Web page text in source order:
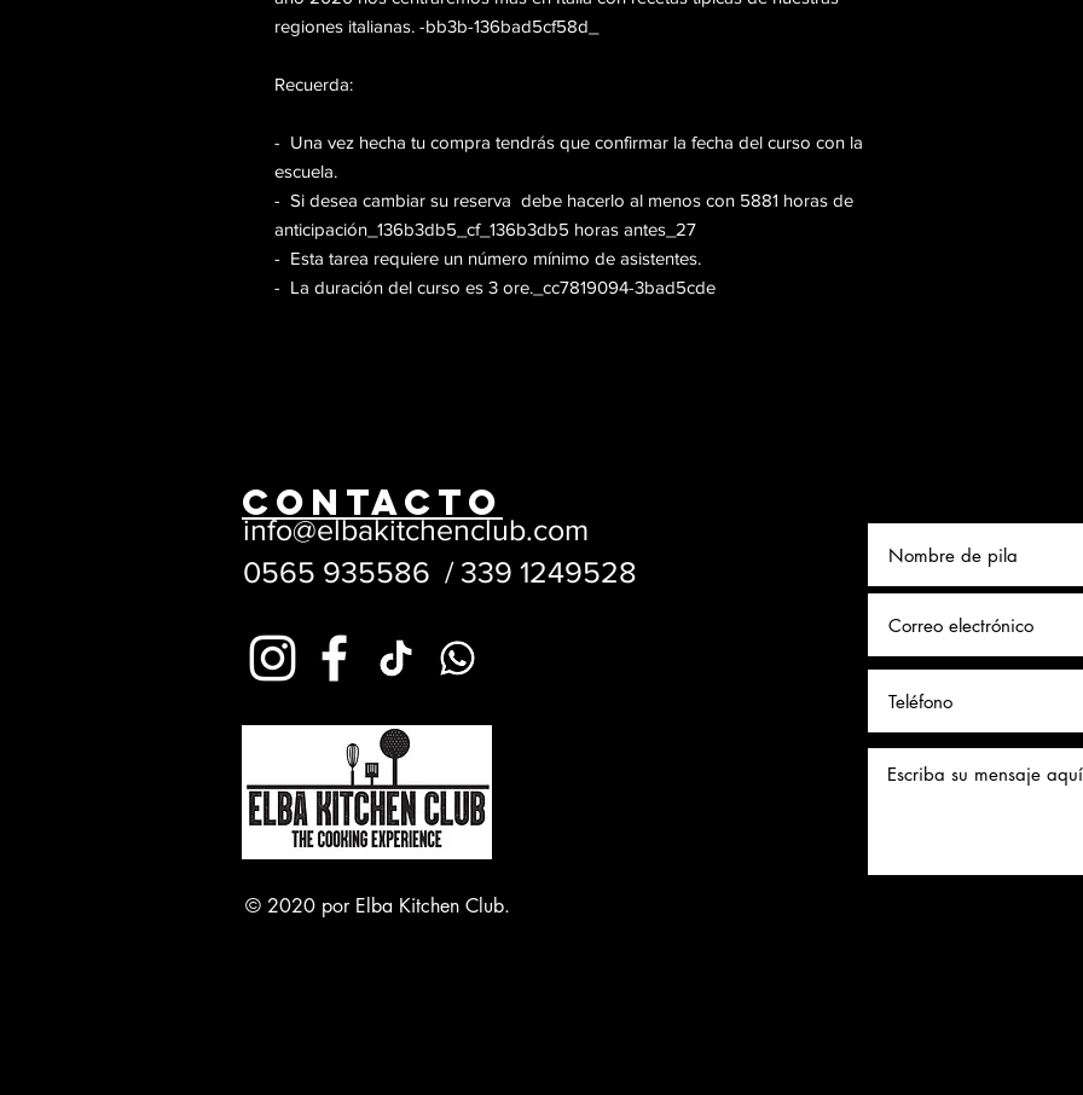
regiones italianas. -bb3b-136bad5cf58d_
Recuerda:
- Una vez hecha tu compra tendrás que confirmar la fecha del curso con la
escuela.
- Si desea cambiar su reserva debe hacerlo al menos con 5881 horas de
anticipación_136b3db5_cf_136b3db5 horas antes_27
- Esta tarea requiere un número mínimo de asistentes.
- La duración del curso es 3 ore._cc7819094-3bad5cde
CONTACTO
info@elbakitchenclub.com
0565 935586 / 339 1249528
© 2020 por Elba Kitchen Club.